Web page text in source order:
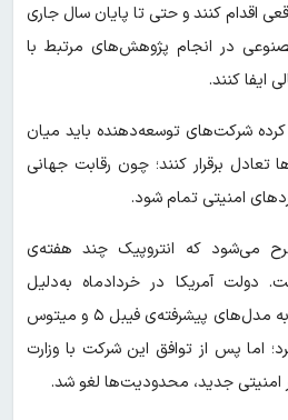
اقدام کنند و حتی تا پایان سال جاری
در انجام پژوهش‌های مرتبط با
کنند.
شرکت‌های توسعه‌دهنده باید میان
برقرار کنند؛ چون رقابت جهانی
امنیتی تمام شود.
می‌شود که انتروپیک چند هفته‌ی
دولت آمریکا در خردادماه به‌دلیل
نگرانی‌های امنیتی، دسترسی به مدل‌های پیشرفته‌ی فیبل ۵ و میتوس
اما پس از توافق این شرکت با وزارت
امنیتی جدید، محدودیت‌ها لغو شد.